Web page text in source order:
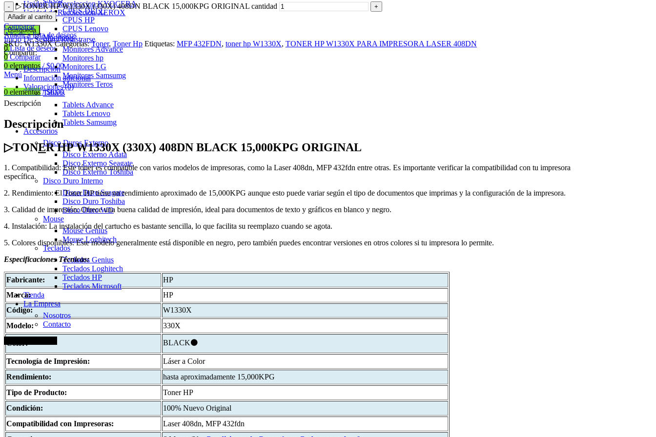
Unidad de Recoleccion KYOCERA
Unidad de Recoleccion XEROX
Búsqueda
Inicio De Sesión / Registrarse
0Lista de deseos
0 Comparar
0 elementos / $0.00
Menú
0 elementos / $0.00
CPUS DELL
CPUS HP
CPUS Lenovo
Monitores
Monitores Advance
Monitores hp
Monitores LG
Monitores Samsumg
Monitores Teros
Tablets
Tablets Advance
Tablets Lenovo
Tablets Samsumg
Accesorios
Disco Duros Externo
Disco Externo Adata
Disco Externo Seagate
Disco Externo Toshiba
Disco Duro Interno
Disco Duro Seagate
Disco Duro Toshiba
Disco Duro WD
Mouse
Mouse Genius
Mouse Loghitech
Teclados
Teclados Genius
Teclados Loghitech
Teclados HP
Teclados Microsoft
Tienda
La Empresa
Nosotros
Contacto
▷TONER HP W1330X (330X) 408DN BLACK 15,000KPG ORIGINAL cantidad
Añadir al carrito
Comparar
Añadir a lista de deseos
SKU:W1330XCategorías: Toner, Toner Hp Etiquetas: MFP 432FDN, toner hp W1330X, TONER HP W1330X PARA IMPRESORA LASER 408DN
Compartir:
Descripción
Información adicional
Valoraciones (0)
Descripción
Descripción
▷TONER HP W1330X (330X) 408DN BLACK 15,000KPG ORIGINAL
1. Compatibilidad: Este tóner es compatible con varios modelos de impresoras, como la Laser 408dn, MFP 432fdn entre otras. Es importante verificar la compatibilidad con tu impresora
específica.
2. Rendimiento: El Toner HP tiene un rendimiento aproximado de 15,000KPG aunque esto puede variar según el tipo de documentos que imprimas y la configuración de la impresora.
3. Calidad de impresión: Ofrece una buena calidad de impresión, ideal para documentos de texto y gráficos en blanco y negro.
4. Instalación: La instalación del cartucho es bastante sencilla, lo que facilita su reemplazo cuando se agota.
5. Colores disponibles: Este modelo generalmente está disponible en negro, pero también puedes encontrar versiones en otros colores si tu impresora lo permite.
Especificaciones Técnicas:
Fabricante:
HP
Marca:
HP
Código:
W1330X
Modelo:
330X
Color: BLACK⚫
Tecnología de Impresión:
Láser a Color
Rendimiento:
hasta aproximadamente 15,000KPG
Tipo de Producto:
Toner HP
Condición:
100% Nuevo Original
Compatibilidad con Impresoras:
Laser 408dn, MFP 432fdn